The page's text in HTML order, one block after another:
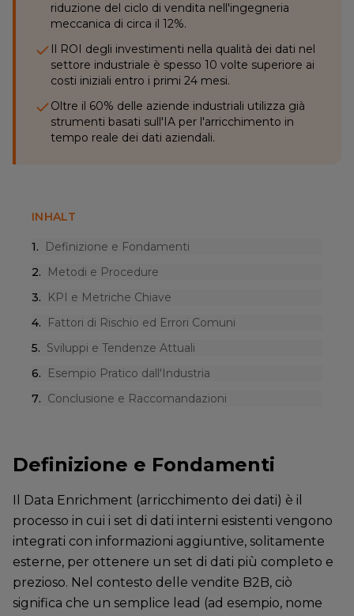
riduzione del ciclo di vendita nell'ingegneria
meccanica di circa il 12%.
Il ROI degli investimenti nella qualità dei dati nel
settore industriale è spesso 10 volte superiore ai
costi iniziali entro i primi 24 mesi.
Oltre il 60% delle aziende industriali utilizza già
strumenti basati sull'IA per l'arricchimento in
tempo reale dei dati aziendali.
INHALT
1.
Definizione e Fondamenti
2.
Metodi e Procedure
3.
KPI e Metriche Chiave
4.
Fattori di Rischio ed Errori Comuni
5. Sviluppi e Tendenze Attuali
6.
Esempio Pratico dall'Industria
7. Conclusione e Raccomandazioni
Definizione e Fondamenti
Il Data Enrichment (arricchimento dei dati) è il
processo in cui i set di dati interni esistenti vengono
integrati con informazioni aggiuntive, solitamente
esterne, per ottenere un set di dati più completo e
prezioso. Nel contesto delle vendite B2B, ciò
significa che un semplice lead (ad esempio, nome